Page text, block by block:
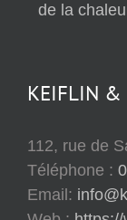
de la
KEIFLIN &
112, rue de
Téléphone :
Email: